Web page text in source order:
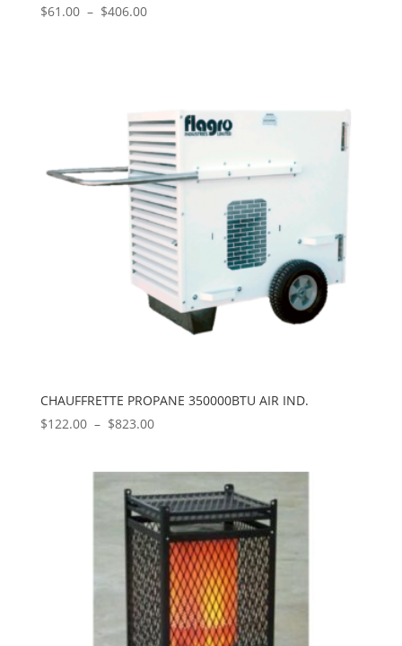
$61.00 – $406.00Plage
$406.00
CHAUFFRETTE PROPANE 350000BTU AIR IND.
$122.00 – $823.00Plage
à
$823.00